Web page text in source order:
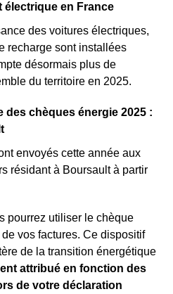
électrique en France
des voitures électriques,
recharge sont installées
désormais plus de
du territoire en 2025.
des chèques énergie 2025 :
envoyés cette année aux
résidant à Boursault à partir
pourrez utiliser le chèque
vos factures. Ce dispositif
de la transition énergétique
attribué en fonction des
de votre déclaration